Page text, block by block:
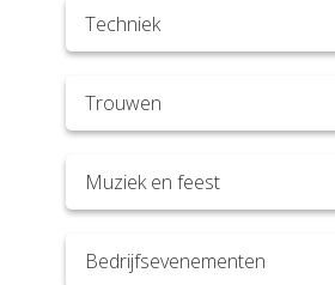
Techniek
Trouwen
Muziek en feest
Bedrijfsevenementen